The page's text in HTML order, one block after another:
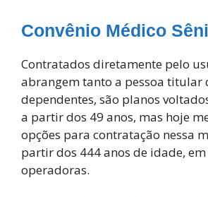
Convênio Médico
Contratados diretamente pelo
abrangem tanto a pessoa titular
dependentes, são planos
a partir dos 49 anos, mas hoje
opções para contratação nessa
partir dos 444 anos de idade,
operadoras.